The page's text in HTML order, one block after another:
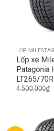
LỐP MILESTAR
Lốp xe
Patagonia
LT265/
4.500.000₫